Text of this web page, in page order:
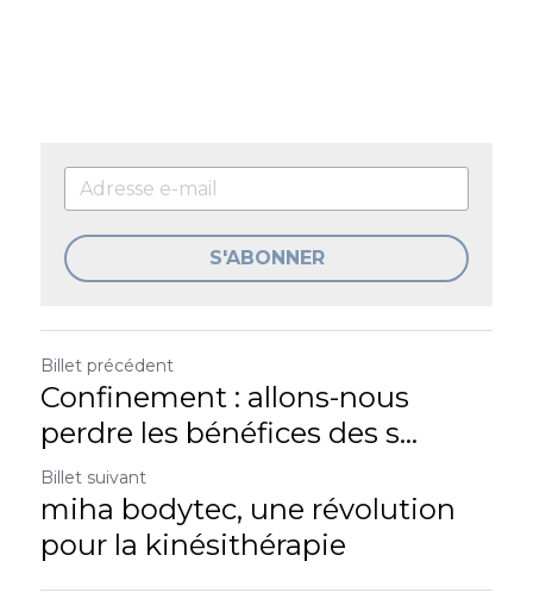
S'ABONNER
Billet précédent
Confinement : allons-nous
perdre les bénéfices des s...
Billet suivant
miha bodytec, une révolution
pour la kinésithérapie